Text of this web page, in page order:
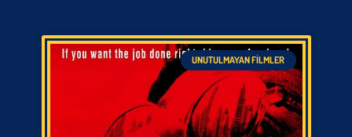
UNUTULMAYAN FILMLER